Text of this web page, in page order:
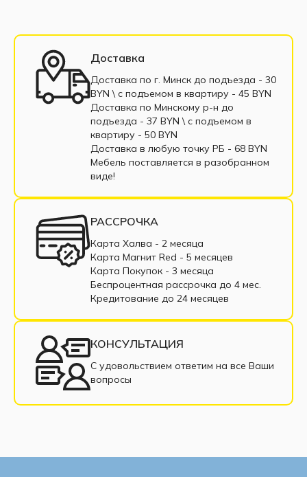
Цвета фасадов:
Новые цвета фасадов:
Модульные кухни
Кухни в рассрочку
Маленькие кухни
Кухни из МДФ
Кухни из ЛДСП
Угловые кухни
Недорогие кухни
Черные кухни
Линейная кухня
Современные кухни
Доставка
Доставка по г. Минск до подъезда - 30
BYN \ c подъемом в квартиру - 45 BYN
Доставка по Минскому р-н до
подъезда - 37 BYN \ c подъемом в
квартиру - 50 BYN
Доставка в любую точку РБ - 68 BYN
Мебель поставляется в разобранном
виде!
РАССРОЧКА
Карта Халва - 2 месяца
Карта Магнит Red - 5 месяцев
Карта Покупок - 3 месяца
Беспроцентная рассрочка до 4 мес.
Кредитование до 24 месяцев
КОНСУЛЬТАЦИЯ
С удовольствием ответим на все Ваши
вопросы